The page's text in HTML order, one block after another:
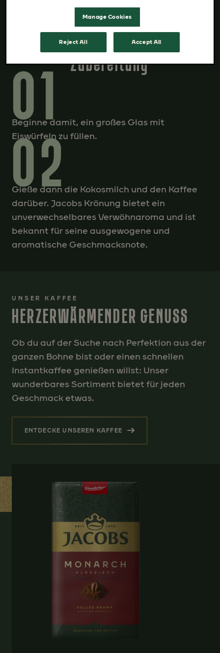
Zubereitung
01
Beginne damit, ein großes Glas mit
Eiswürfeln zu füllen.
02
Gieße dann die Kokosmilch und den Kaffee
darüber. Jacobs Krönung bietet ein
unverwechselbares Verwöhnaroma und ist
bekannt für seine ausgewogene und
aromatische Geschmacksnote.
UNSER KAFFEE
HERZERWÄRMENDER GENUSS
Ob du auf der Suche nach Perfektion aus der
ganzen Bohne bist oder einen schnellen
Instantkaffee genießen willst: Unser
wunderbares Sortiment bietet für jeden
Geschmack etwas.
ENTDECKE UNSEREN KAFFEE
Manage Cookies
Reject All Accept All